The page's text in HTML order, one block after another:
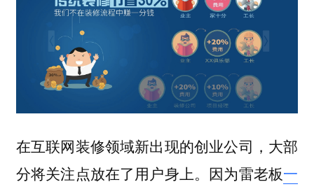
在互联网装修领域新出现的创业公司，大部
分将关注点放在了用户身上。因为雷老板一